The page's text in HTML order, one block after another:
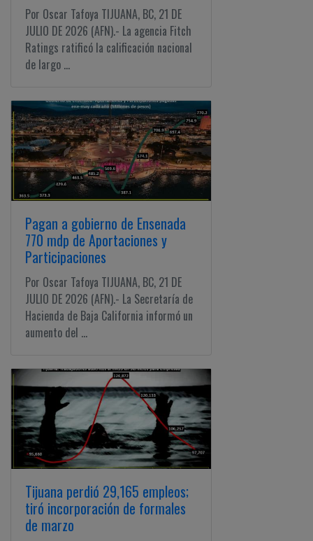
Por Oscar Tafoya TIJUANA, BC, 21 DE
JULIO DE 2026 (AFN).- La agencia Fitch
Ratings ratificó la calificación nacional
de largo ...
Pagan a gobierno de Ensenada
770 mdp de Aportaciones y
Participaciones
Por Oscar Tafoya TIJUANA, BC, 21 DE
JULIO DE 2026 (AFN).- La Secretaría de
Hacienda de Baja California informó un
aumento del ...
Tijuana perdió 29,165 empleos;
tiró incorporación de formales
de marzo